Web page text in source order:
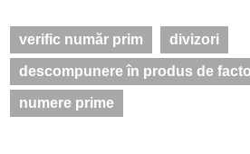
verific număr prim divizori
descompunere în produs de
numere prime